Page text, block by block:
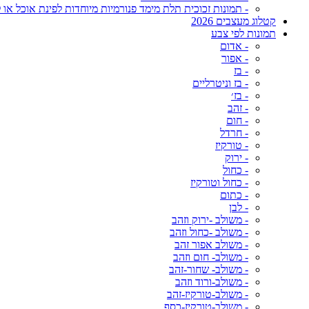
- תמונות זכוכית תלת מימד פנורמיות מיוחדות לפינת אוכל או
קטלוג מעצבים 2026
תמונות לפי צבע
- אדום
- אפור
- בז
- בז וניטרליים
- בז׳
- זהב
- חום
- חרדל
- טורקיז
- ירוק
- כחול
- כחול וטורקיז
- כתום
- לבן
- משולב -ירוק וזהב
- משולב -כחול וזהב
- משולב אפור זהב
- משולב- חום וזהב
- משולב- שחור-זהב
- משולב-ורוד וזהב
- משולב-טורקיז-זהב
- משולב-טורקיז-כסף